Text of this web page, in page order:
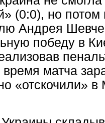
(0:0), но потом
Андрея
победу в
матча
«отскочили» в